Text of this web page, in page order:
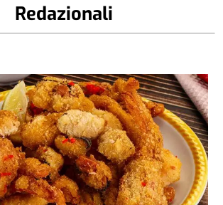
Redazionali